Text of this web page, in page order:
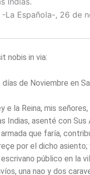
La Española-, 26 de
nobis in via:
de Noviembre en
e la Reina, mis
Indias, asenté con
que faría,
por el dicho
público en la
una nao y dos